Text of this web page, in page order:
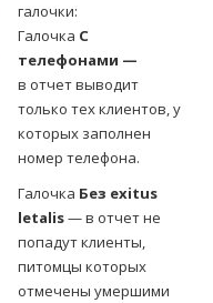
галочки:
Галочка С
телефонами —
в отчет выводит
только тех клиентов, у
которых заполнен
номер телефона.
Галочка Без exitus
letalis— в отчет не
попадут клиенты,
питомцы которых
отмечены умершими